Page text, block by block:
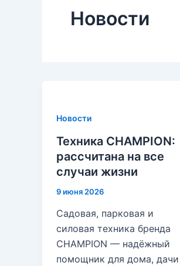
Новости
Новости
Техника CHAMPION:
рассчитана на все
случаи жизни
9 июня 2026
Садовая, парковая и
силовая техника бренда
CHAMPION — надёжный
помощник для дома, дачи